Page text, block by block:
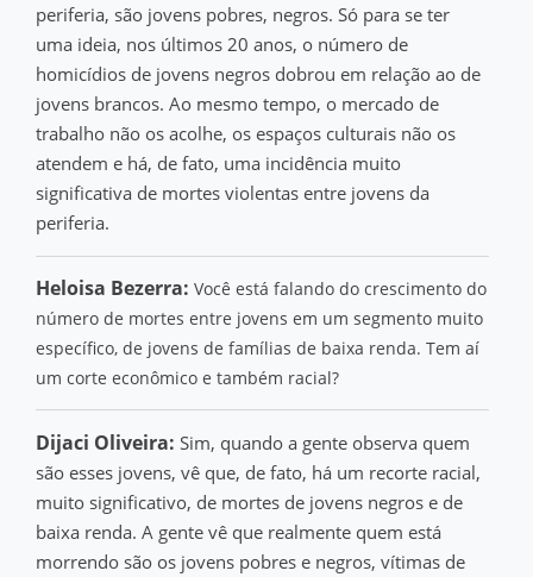
periferia, são jovens pobres, negros. Só para se ter
uma ideia, nos últimos 20 anos, o número de
homicídios de jovens negros dobrou em relação ao de
jovens brancos. Ao mesmo tempo, o mercado de
trabalho não os acolhe, os espaços culturais não os
atendem e há, de fato, uma incidência muito
significativa de mortes violentas entre jovens da
periferia.
Heloisa Bezerra: Você está falando do crescimento do
número de mortes entre jovens em um segmento muito
específico, de jovens de famílias de baixa renda. Tem aí
um corte econômico e também racial?
Dijaci Oliveira: Sim, quando a gente observa quem
são esses jovens, vê que, de fato, há um recorte racial,
muito significativo, de mortes de jovens negros e de
baixa renda. A gente vê que realmente quem está
morrendo são os jovens pobres e negros, vítimas de